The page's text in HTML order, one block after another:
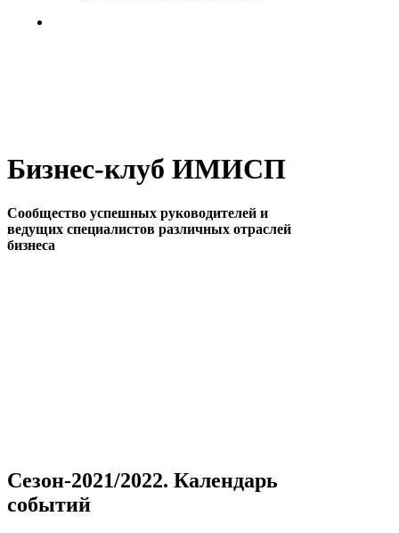
Бизнес-клуб ИМИСП
Сообщество успешных руководителей и
ведущих специалистов различных отраслей
бизнеса
Сезон-2021/2022. Календарь
событий